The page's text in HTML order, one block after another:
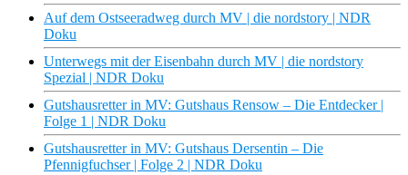
Auf dem Ostseeradweg durch MV | die nordstory | NDR
Doku
Unterwegs mit der Eisenbahn durch MV | die nordstory
Spezial | NDR Doku
Gutshausretter in MV: Gutshaus Rensow – Die Entdecker |
Folge 1 | NDR Doku
Gutshausretter in MV: Gutshaus Dersentin – Die
Pfennigfuchser | Folge 2 | NDR Doku